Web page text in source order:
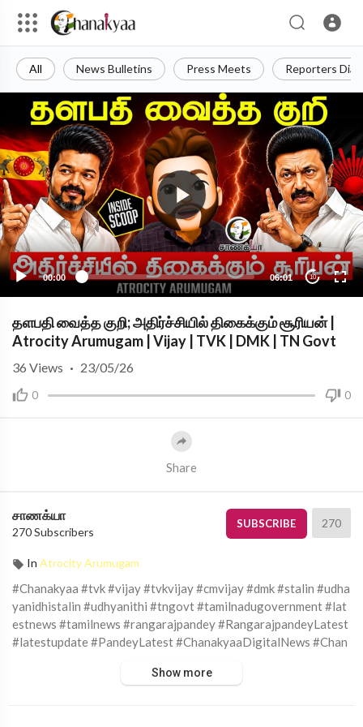
All News Bulletins Press Meets Reporters
00:00 06:01 10
தளபதி வைத்த குறி; அதிர்ச்சியில் திகைக்கும் சூரியன் |
Atrocity Arumugam | Vijay | TVK | DMK | TN Govt
0 0
36 Views · 23/05/26
Share
சாணக்யா
270 Subscribers
SUBSCRIBE 270
In Atrocity Arumugam
#Chanakyaa #tvk #vijay #tvkvijay #cmvijay #dmk #stalin #udha
yanidhistalin #udhyanithi #tngovt #tamilnadugovernment #lat
estnews #tamilnews #rangarajpandey #RangarajpandeyLatest
#latestupdate #PandeyLatest #ChanakyaaDigitalNews #Chan
Show more